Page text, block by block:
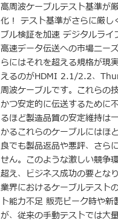
高周波ケーブルテスト基準が
化！ テスト基準がさらに厳し
ブル検証を加速 デジタルラ
高速データ伝送への市場ニー
らにはそれを超える規格が現
えるのがHDMI 2.1/2.2、
周波ケーブルです。これらの
かつ安定的に伝送するために
るほど製造品質の安定維持は
かるこれらのケーブルにはほ
良でも製品返品や悪評、さら
せん。このような激しい競争
超え、ビジネス成功の要とな
業界におけるケーブルテスト
ト能力不足 販売ピーク時や
が、従来の手動テストでは大